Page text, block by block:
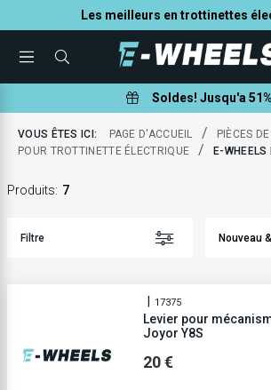
Les meilleurs en trottinettes
TOGGLEQUE
NOUS
À
?
Soldes! Jusqu'a 51%
VOUS ÊTES ICI: PAGE D'ACCUEIL / PIÈCES
POUR TROTTINETTE ÉLECTRIQUE / E-
Produits: 7
Filtre
17375
Levier pour
Joyor Y8S
20 €